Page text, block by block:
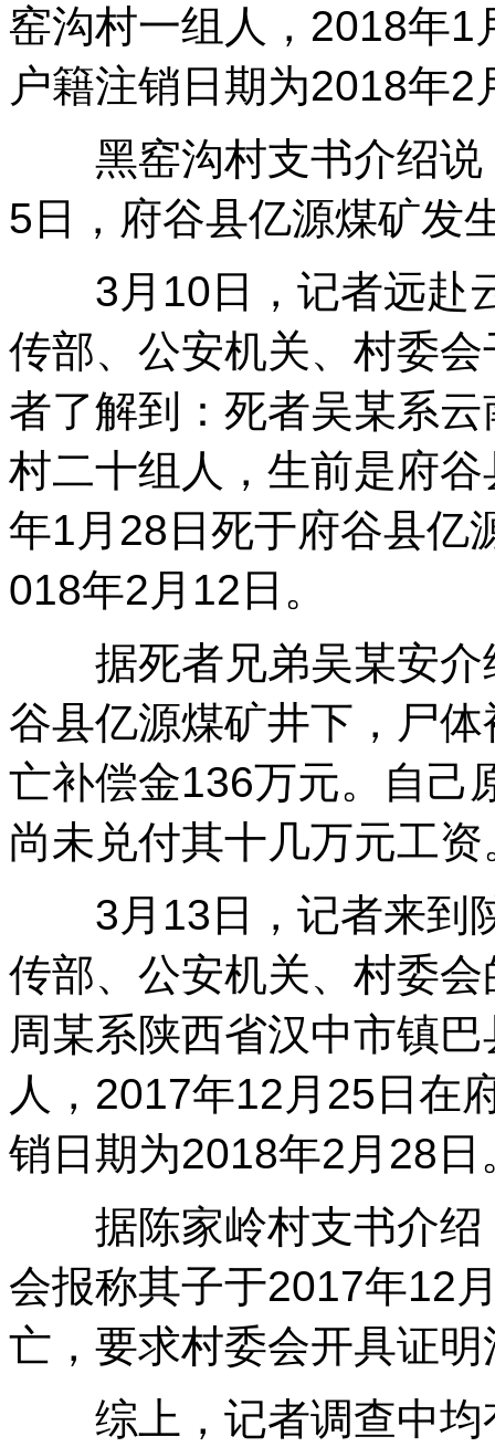
窑沟村一组人，2018年
户籍注销日期为2018年2
黑窑沟村支书介绍说
5日，府谷县亿源煤矿发
3月10日，记者远赴
传部、公安机关、村委
者了解到：死者吴某系
村二十组人，生前是府
年1月28日死于府谷县亿
018年2月12日。
据死者兄弟吴某安介
谷县亿源煤矿井下，尸
亡补偿金136万元。自己
尚未兑付其十几万元工资
3月13日，记者来到
传部、公安机关、村委
周某系陕西省汉中市镇
人，2017年12月25日在
销日期为2018年2月28日
据陈家岭村支书介绍
会报称其子于2017年12
亡，要求村委会开具证明
综上，记者调查中均